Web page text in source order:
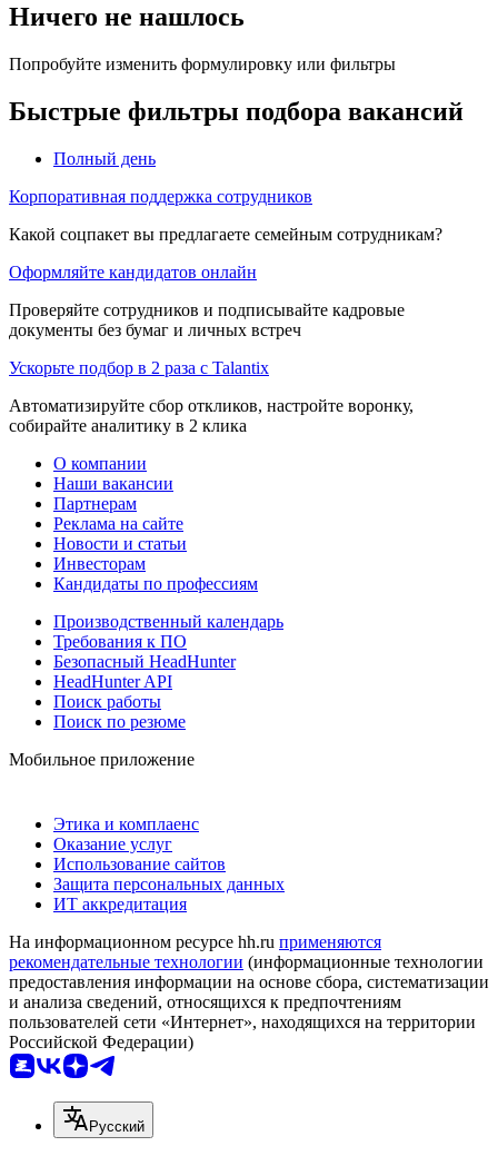
Ничего не нашлось
Попробуйте изменить формулировку или фильтры
Быстрые фильтры подбора вакансий
Полный день
Корпоративная поддержка сотрудников
Какой соцпакет вы предлагаете семейным сотрудникам?
Оформляйте кандидатов онлайн
Проверяйте сотрудников и подписывайте кадровые
документы без бумаг и личных встреч
Ускорьте подбор в 2 раза с Talantix
Автоматизируйте сбор откликов, настройте воронку,
собирайте аналитику в 2 клика
О компании
Наши вакансии
Партнерам
Реклама на сайте
Новости и статьи
Инвесторам
Кандидаты по профессиям
Производственный календарь
Требования к ПО
Безопасный HeadHunter
HeadHunter API
Поиск работы
Поиск по резюме
Мобильное приложение
Этика и комплаенс
Оказание услуг
Использование сайтов
Защита персональных данных
ИТ аккредитация
На информационном ресурсе hh.ru применяются
рекомендательные технологии (информационные технологии
предоставления информации на основе сбора, систематизации
и анализа сведений, относящихся к предпочтениям
пользователей сети «Интернет», находящихся на территории
Российской Федерации)
Русский